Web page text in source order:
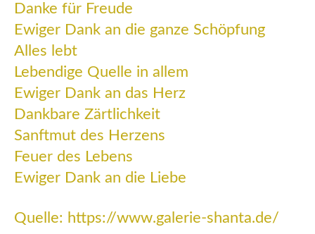
Danke für Freude
Ewiger Dank an die ganze Schöpfung
Alles lebt
Lebendige Quelle in allem
Ewiger Dank an das Herz
Dankbare Zärtlichkeit
Sanftmut des Herzens
Feuer des Lebens
Ewiger Dank an die Liebe
Quelle: https://www.galerie-shanta.de/